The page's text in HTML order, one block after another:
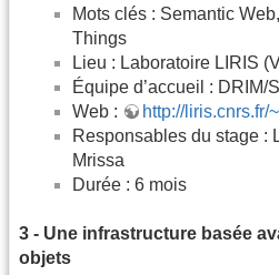
Mots clés : Semantic
Things
Lieu : Laboratoire LIRIS
Équipe d’accueil : DRIM/
Web :
http://liris.cnrs.fr/
Responsables du stage :
Mrissa
Durée : 6 mois
3 - Une infrastructure basée
objets